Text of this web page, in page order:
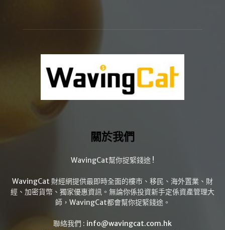
關於我們
WavingCat幫你捉緊錢途 !
WavingCat 財經網提供最即時全面的樓市、移民、海外置業、財
經、加密貨幣、獨家優惠資訊。無論你係投資新手定係資產管理大
師，WavingCat都會幫你捉緊錢途。
聯絡我們 : info@wavingcat.com.hk